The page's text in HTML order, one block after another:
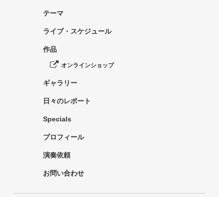
テーマ
ライブ・スケジュール
作品
オンラインショップ
ギャラリー
日々のレポート
Specials
プロフィール
演奏依頼
お問い合わせ